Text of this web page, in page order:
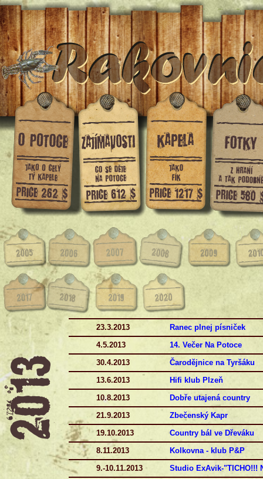
23.3.2013
Ranec plnej písniček
4.5.2013
14. Večer Na Potoce
30.4.2013
Čarodějnice na Tyršáku
13.6.2013
Hifi klub Plzeň
10.8.2013
Dobře utajená country
21.9.2013
Zbečenský Kapr
19.10.2013
Country bál ve Dřeváku
8.11.2013
Kolkovna - klub P&P
9.-10.11.2013 Studio ExAvik-"TICHO!!!